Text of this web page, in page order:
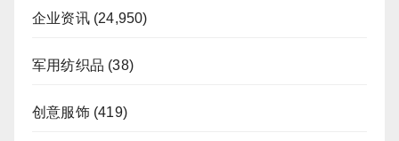
企业资讯(24,950)
军用纺织品 (38)
创意服饰(419)